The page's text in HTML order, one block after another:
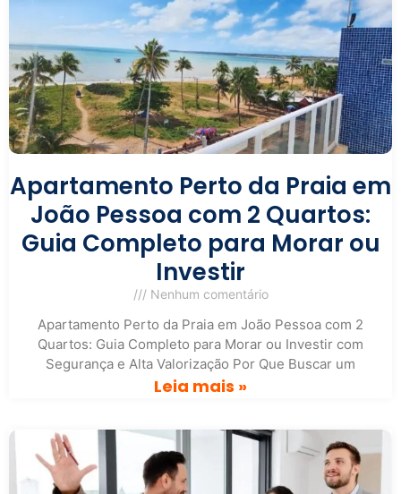
Apartamento Perto da Praia em
João Pessoa com 2 Quartos:
Guia Completo para Morar ou
Investir
Nenhum comentário
Apartamento Perto da Praia em João Pessoa com 2
Quartos: Guia Completo para Morar ou Investir com
Segurança e Alta Valorização Por Que Buscar um
Leia mais »